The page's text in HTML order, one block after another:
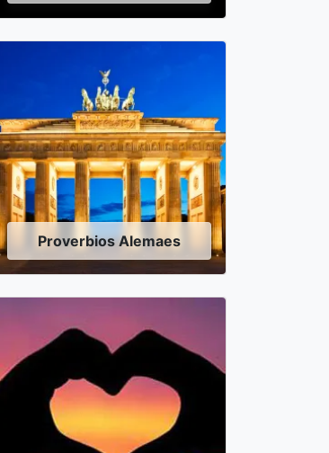
Proverbios Alemaes